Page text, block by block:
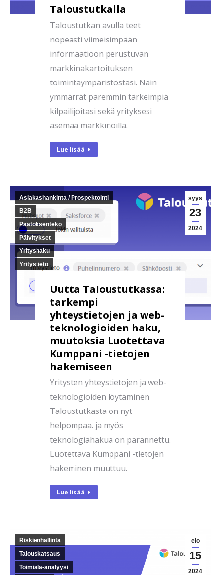
Taloustutkalla
Taloustutkan avulla teet
nopeasti viimeisimpään
informaatioon perustuvan
markkinakartoituksen
toimintaympäristöstäsi. Näin
ymmärrät paremmin tärkeimpiä
kilpailijoitasi sekä yrityksesi
asemaa markkinoilla.
Lue lisää
syys
23
2024
Asiakashankinta / Prospektointi
B2B
Päätöksenteko
Päivitykset
Yrityshaku
Yritystieto
Uutta Taloustutkassa:
tarkempi
yhteystietojen ja web-
teknologioiden haku,
muutoksia Luotettava
Kumppani -tietojen
hakemiseen
Yritysten yhteystietojen ja web-
teknologioiden löytäminen
Taloustutkasta on nyt
helpompaa. ja myös
teknologiahakua on parannettu.
Luotettava Kumppani -tietojen
hakeminen muuttuu.
Lue lisää
elo
15
2024
Riskienhallinta
Talouskatsaus
Toimiala-analyysi